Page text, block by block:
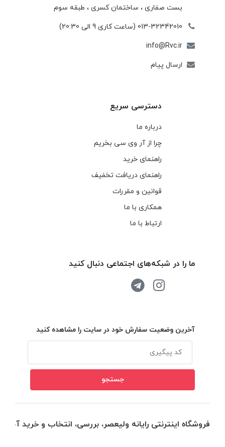
بست صفاری ، ساختمان كسری ، طبقه سوم
013-32342010 (ساعت کاری 9 الی 20:30)
info@Rvc.ir
ارسال پیام
دسترسی سریع
درباره ما
چرا از آر وی سی بخریم
راهنمای خرید
راهنمای دریافت تخفیف
قوانین و مقررات
همکاری با ما
ارتباط با ما
ما را در شبکه‌های اجتماعی دنبال کنید
آخرین وضعیت سفارش خود در سایت را مشاهده کنید
فروشگاه اینترنتی رایانه ولیعصر، بررسی، انتخاب و خرید